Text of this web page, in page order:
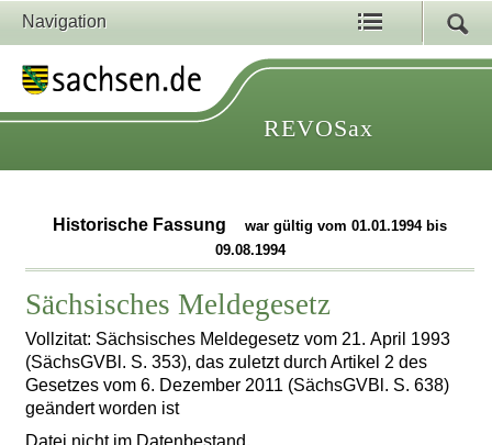
Navigation
REVOSax
Historische Fassung
war gültig vom 01.01.1994 bis
09.08.1994
Sächsisches Meldegesetz
Vollzitat: Sächsisches Meldegesetz vom 21. April 1993
(SächsGVBl. S. 353), das zuletzt durch Artikel 2 des
Gesetzes vom 6. Dezember 2011 (SächsGVBl. S. 638)
geändert worden ist